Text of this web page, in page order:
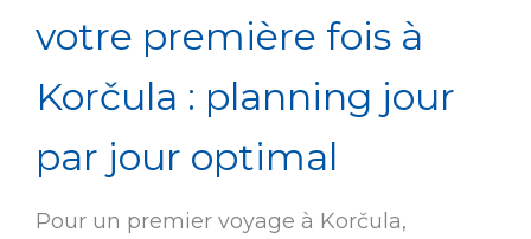
votre première fois à
Korčula : planning jour
par jour optimal
Pour un premier voyage à Korčula,